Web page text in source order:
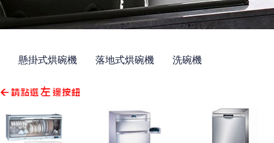
懸掛式烘碗機 落地式烘碗機 洗碗機